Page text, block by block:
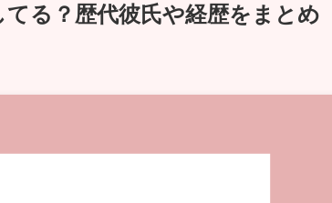
る？歴代彼氏や経歴をまとめ